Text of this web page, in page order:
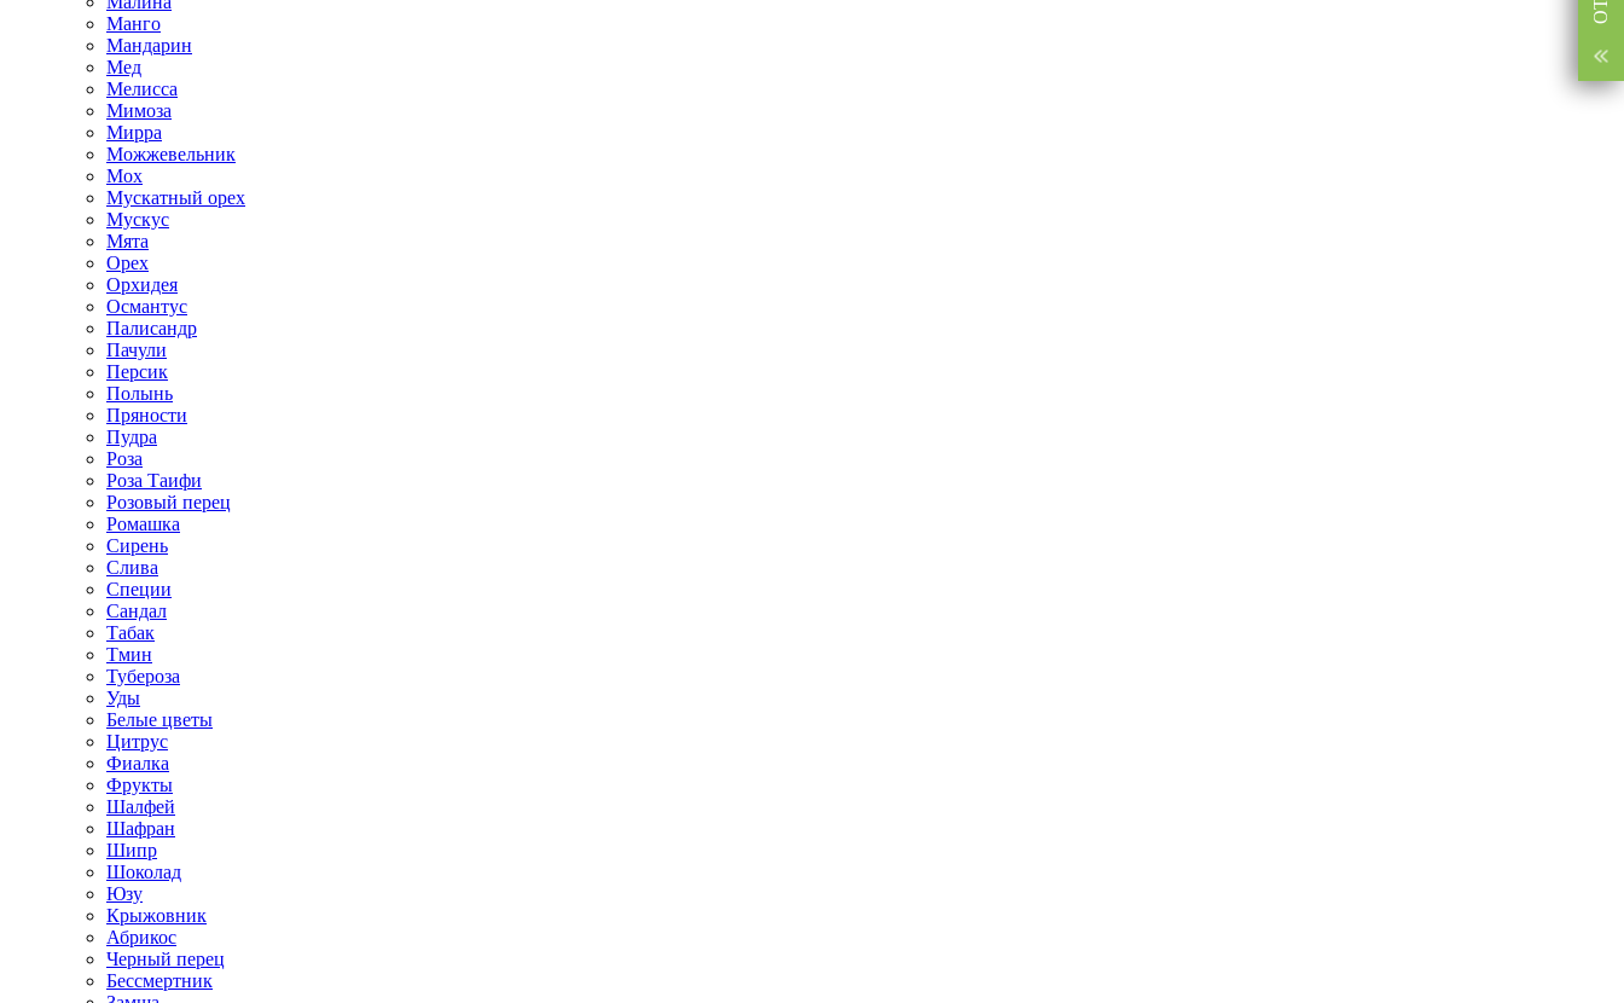
Манго
Мандарин
Мед
Мелисса
Мимоза
Мирра
Можжевельник
Мох
Мускатный орех
Мускус
Мята
Орех
Орхидея
Османтус
Палисандр
Пачули
Персик
Полынь
Пряности
Пудра
Роза
Роза Таифи
Розовый перец
Ромашка
Сирень
Слива
Специи
Сандал
Табак
Тмин
Тубероза
Уды
Белые цветы
Цитрус
Фиалка
Фрукты
Шалфей
Шафран
Шипр
Шоколад
Юзу
Крыжовник
Абрикос
Черный перец
Бессмертник